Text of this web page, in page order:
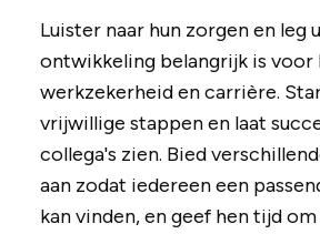
Luister naar hun zorgen en leg
ontwikkeling belangrijk is voor
werkzekerheid en carrière.
vrijwillige stappen en laat
collega's zien. Bied
aan zodat iedereen een
kan vinden, en geef hen tijd